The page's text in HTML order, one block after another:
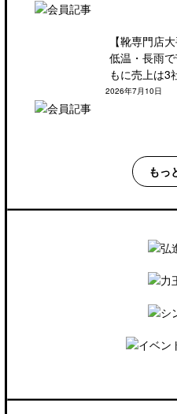
【靴専門店
低温・長雨
もに売上は3
2026年7月10日
もっ